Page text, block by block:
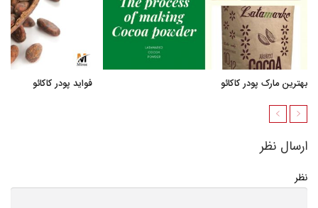
بهترین مارک پودر کاکائو فواید پودر کاکائو
ارسال نظر
نظر